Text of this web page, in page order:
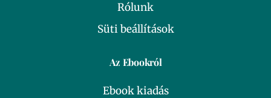
Rólunk
Süti beállítások
Az Ebookról
Ebook kiadás